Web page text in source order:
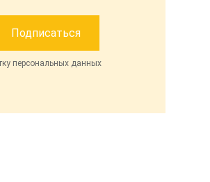
персональных данных